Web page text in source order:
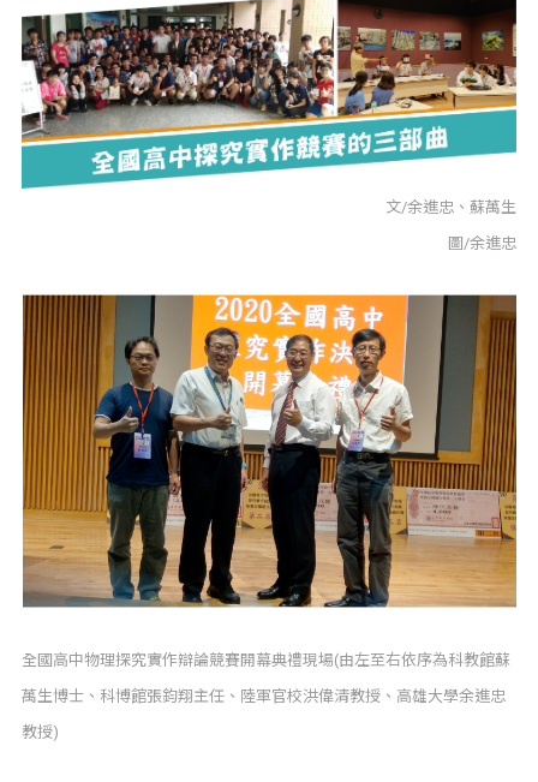
文/余進忠、蘇萬生
圖/余進忠
全國高中物理探究實作辯論競賽開幕典禮現場(由左至右依序為科教館蘇
萬生博士、科博館張鈞翔主任、陸軍官校洪偉清教授、高雄大學余進忠
教授)